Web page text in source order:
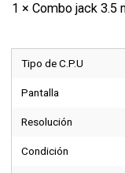
1 × Combo jack 3.5
Tipo de C.P.U
Pantalla
Resolución
Condición